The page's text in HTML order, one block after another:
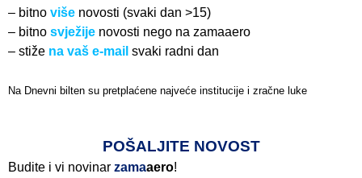
– bitno više novosti (svaki dan >15)
– bitno svježije novosti nego na zamaaero
– stiže na vaš e-mail svaki radni dan
Na Dnevni bilten su pretplaćene najveće institucije i zračne luke
POŠALJITE NOVOST
Budite i vi novinar zamaaero!